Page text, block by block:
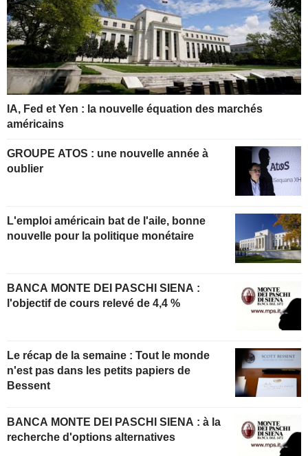
IA, Fed et Yen : la nouvelle équation des marchés
américains
GROUPE ATOS : une nouvelle année à
oublier
L'emploi américain bat de l'aile, bonne
nouvelle pour la politique monétaire
BANCA MONTE DEI PASCHI SIENA :
l'objectif de cours relevé de 4,4 %
Le récap de la semaine : Tout le monde
n'est pas dans les petits papiers de
Bessent
BANCA MONTE DEI PASCHI SIENA : à la
recherche d'options alternatives